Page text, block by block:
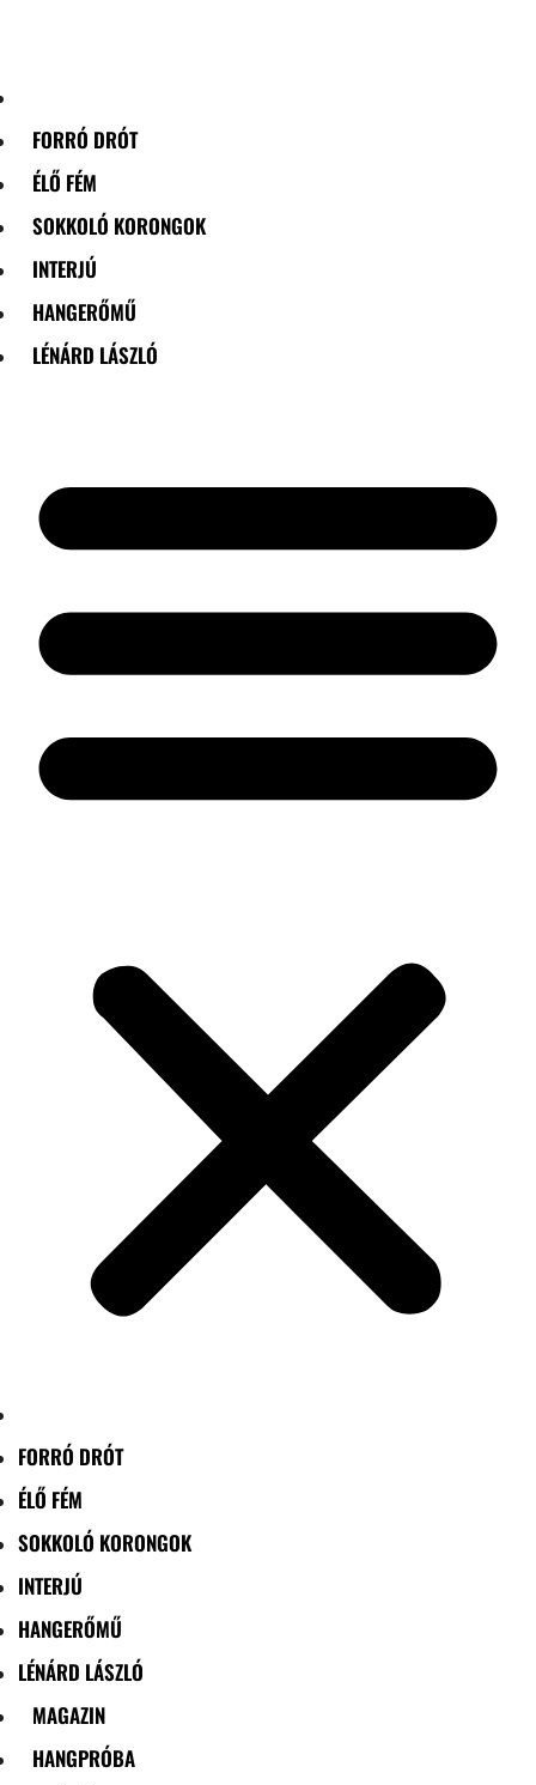
FORRÓ DRÓT
ÉLŐ FÉM
SOKKOLÓ KORONGOK
INTERJÚ
HANGERŐMŰ
LÉNÁRD LÁSZLÓ
FORRÓ DRÓT
ÉLŐ FÉM
SOKKOLÓ KORONGOK
INTERJÚ
HANGERŐMŰ
LÉNÁRD LÁSZLÓ
MAGAZIN
HANGPRÓBA